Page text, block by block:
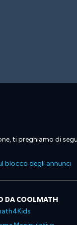
ti preghiamo di
blocco degli annunci
DA COOLMATH